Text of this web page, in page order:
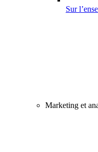
Sur
Marketing et